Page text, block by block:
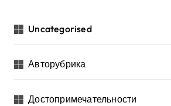
Uncategorised
Авторубрика
Достопримечательности